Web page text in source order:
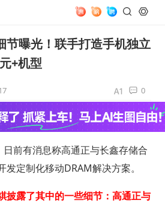
节曝光！联手打造手机独立
+机型
0
前有消息称高通正与长鑫存储合
定制化移动DRAM解决方案。
披露了其中的一些细节：高通正与